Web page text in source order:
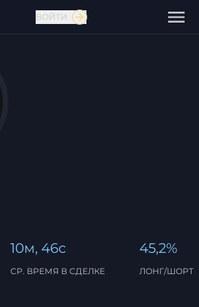
нами
ВОЙТИ
10м, 46с
СР. ВРЕМЯ В СДЕЛКЕ
45,2%
ЛОНГ/ШОРТ